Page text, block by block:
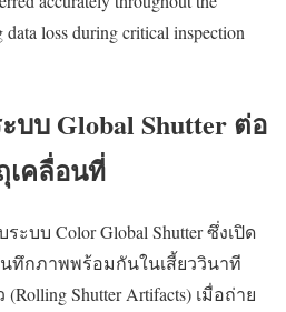
loss during critical inspection
บ Global Shutter ต่อ
เคลื่อนที่
บบ Color Global Shutter ซึ่งเปิด
ทึกภาพพร้อมกันในเสี้ยววินาที
Shutter Artifacts) เมื่อถ่าย